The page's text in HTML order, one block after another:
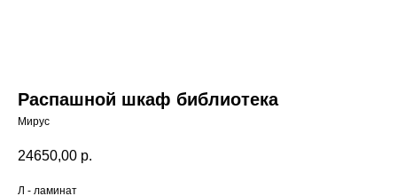
Распашной шкаф библиотека
Мирус
24650,00 р.
Л - ламинат